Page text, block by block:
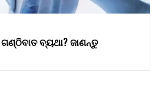
ଗଣ୍ଠିବାତ ବ୍ୟଥା? ଜାଣନ୍ତୁ